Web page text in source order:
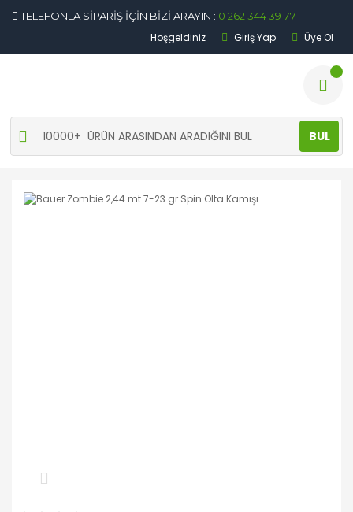
TELEFONLA SİPARİŞ İÇİN BİZİ ARAYIN : 0 262 344 39 77
Hoşgeldiniz Giriş Yap Üye Ol
BUL